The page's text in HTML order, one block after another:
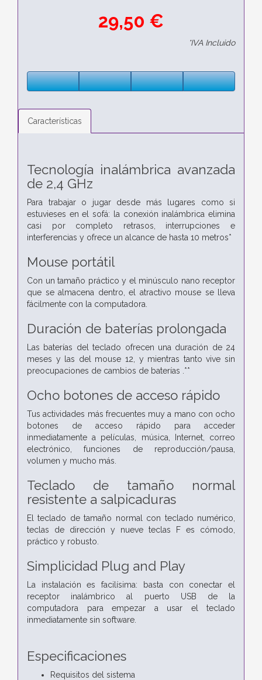
29,50 €
*IVA Incluido
Características
Tecnología inalámbrica avanzada
de 2,4 GHz
Para trabajar o jugar desde más lugares como si
estuvieses en el sofá: la conexión inalámbrica elimina
casi por completo retrasos, interrupciones e
interferencias y ofrece un alcance de hasta 10 metros*
Mouse portátil
Con un tamaño práctico y el minúsculo nano receptor
que se almacena dentro, el atractivo mouse se lleva
fácilmente con la computadora.
Duración de baterías prolongada
Las baterías del teclado ofrecen una duración de 24
meses y las del mouse 12, y mientras tanto vive sin
preocupaciones de cambios de baterías .**
Ocho botones de acceso rápido
Tus actividades más frecuentes muy a mano con ocho
botones de acceso rápido para acceder
inmediatamente a películas, música, Internet, correo
electrónico, funciones de reproducción/pausa,
volumen y mucho más.
Teclado de tamaño normal
resistente a salpicaduras
El teclado de tamaño normal con teclado numérico,
teclas de dirección y nueve teclas F es cómodo,
práctico y robusto.
Simplicidad Plug and Play
La instalación es facilísima: basta con conectar el
receptor inalámbrico al puerto USB de la
computadora para empezar a usar el teclado
inmediatamente sin software.
Especificaciones
Requisitos del sistema